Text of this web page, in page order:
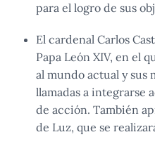
para el logro de sus
El cardenal Carlos
Papa León XIV, en el
al mundo actual y sus
llamadas a integrarse
de acción. También
de Luz, que se